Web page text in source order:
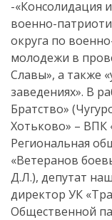
-«Консолидация
военно-
округа по
молодежи в
Славы», а также
заведениях». В
Братство»
Хотьково» – ВПК
Региональная
«Ветеранов
Д.Л.), депутат
директор УК
Общественной